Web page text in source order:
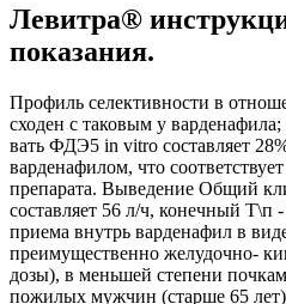
Левитра®
показания.
Профиль селективности в
сходен с таковым у
вать ФДЭ5 in vitro составляет
варденафилом, что
препарата. Выведение Общий
составляет 56 л/ч, конечный Т\п
приема внутрь варденафил в
преимущественно желудочно-
дозы), в меньшей степени
пожилых мужчин (старше 65